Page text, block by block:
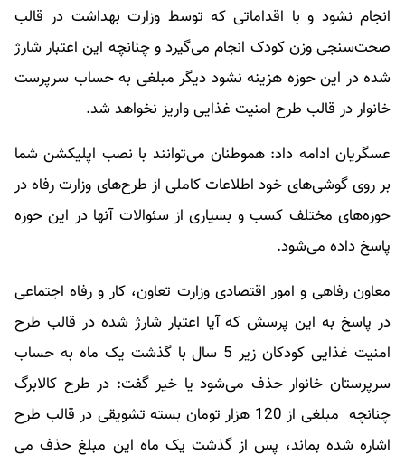
انجام نشود و با اقداماتی که توسط وزارت بهداشت در قالب
صحت‌سنجی وزن کودک انجام می‌گیرد و چنانچه این اعتبار شارژ
شده در این حوزه هزینه نشود دیگر مبلغی به حساب سرپرست
خانوار در قالب طرح امنیت غذایی واریز نخواهد شد.
عسگریان ادامه داد: هموطنان می‌توانند با نصب اپلیکشن شما
بر روی گوشی‌های خود اطلاعات کاملی از طرح‌های وزارت رفاه در
حوزه‌های مختلف کسب و بسیاری از سئوالات آنها در این حوزه
پاسخ داده می‌شود.
معاون رفاهی و امور اقتصادی وزارت تعاون، کار و رفاه اجتماعی
در پاسخ به این پرسش که آیا اعتبار شارژ شده در قالب طرح
امنیت غذایی کودکان زیر 5 سال با گذشت یک ماه به حساب
سرپرستان خانوار حذف می‌شود یا خیر گفت: در طرح کالابرگ
چنانچه مبلغی از 120 هزار تومان بسته تشویقی در قالب طرح
اشاره شده بماند، پس از گذشت یک ماه این مبلغ حذف می